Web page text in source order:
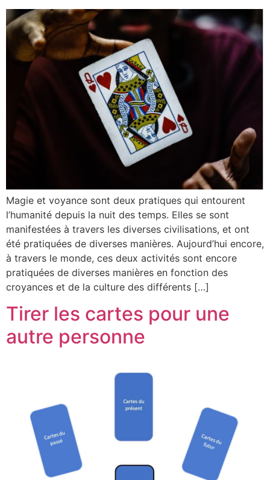
Magie et voyance sont deux pratiques qui entourent
l’humanité depuis la nuit des temps. Elles se sont
manifestées à travers les diverses civilisations, et ont
été pratiquées de diverses manières. Aujourd’hui encore,
à travers le monde, ces deux activités sont encore
pratiquées de diverses manières en fonction des
croyances et de la culture des différents […]
Tirer les cartes pour une
autre personne